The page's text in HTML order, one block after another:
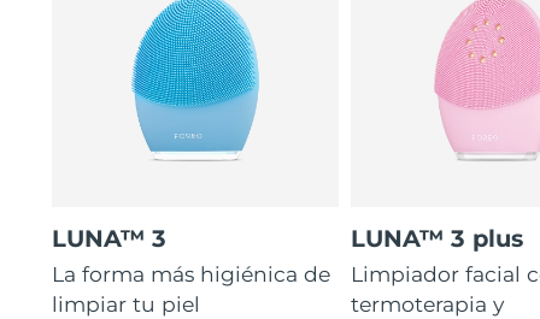
LUNA™ 3
La forma más higiénica de
limpiar tu piel
LUNA™ 3 plus
Limpiador facial
termoterapia y